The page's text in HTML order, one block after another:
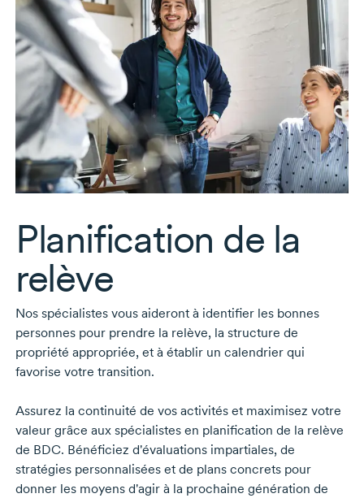
Planification de la
relève
Nos spécialistes vous aideront à identifier les bonnes
personnes pour prendre la relève, la structure de
propriété appropriée, et à établir un calendrier qui
favorise votre transition.
Assurez la continuité de vos activités et maximisez votre
valeur grâce aux spécialistes en planification de la relève
de BDC. Bénéficiez d'évaluations impartiales, de
stratégies personnalisées et de plans concrets pour
donner les moyens d'agir à la prochaine génération de